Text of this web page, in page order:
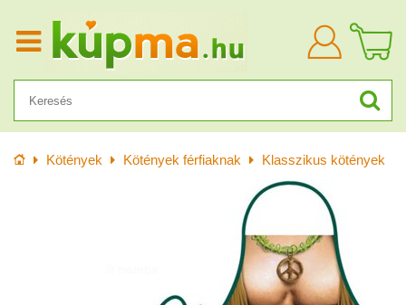
KezdőlapKötények Kötények férfiaknak Klasszikus kötények